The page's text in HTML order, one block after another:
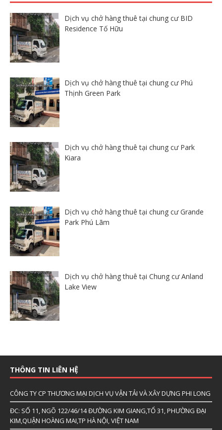
Dịch vụ chở hàng thuê tại chung cư BID
Residence Tố Hữu
Dịch vụ chở hàng thuê tại chung cư Phú
Thịnh Green Park
Dịch vụ chở hàng thuê tại chung cư Park
Kiara
Dịch vụ chở hàng thuê tại chung cư Grande
Park Phú Lãm
Dịch vụ chở hàng thuê tại Chung cư Anland
Lake View
THÔNG TIN LIÊN HỆ
CÔNG TY CP THƯƠNG MẠI DỊCH VỤ VẬN TẢI VÀ XÂY DỰNG PHI LONG
ĐC: SỐ 11, NGÕ 122/46/14 ĐƯỜNG KIM GIANG,TỔ 31, PHƯỜNG ĐẠI
KIM,QUẬN HOÀNG MAI,TP HÀ NỘI, VIỆT NAM